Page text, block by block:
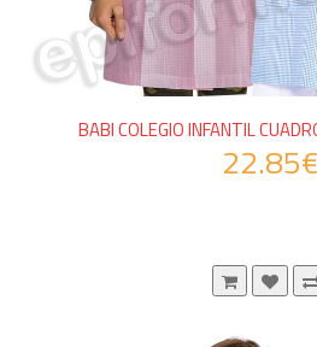
BABI COLEGIO INFANTIL
22.85€